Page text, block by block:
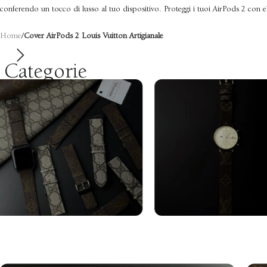
conferendo un tocco di lusso al tuo dispositivo. Proteggi i tuoi AirPods 2 con
Home/Cover AirPods 2 Louis Vuitton Artigianale
Categorie
Watch